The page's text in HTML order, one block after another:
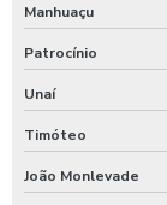
Máquina de jogar
Máquina de jogar
Maquina de jogar
Manhuaçu
Patrocínio
Unaí
Timóteo
João Monlevade